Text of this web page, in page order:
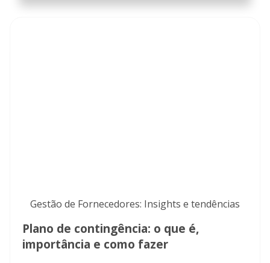
Gestão de Fornecedores: Insights e tendências
Plano de contingência: o que é,
importância e como fazer